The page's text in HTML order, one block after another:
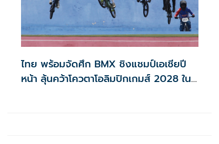
ไทย พร้อมจัดศึก BMX ชิงแชมป์เอเชียปี
หน้า ลุ้นคว้าโควตาโอลิมปิกเกมส์ 2028 ใน